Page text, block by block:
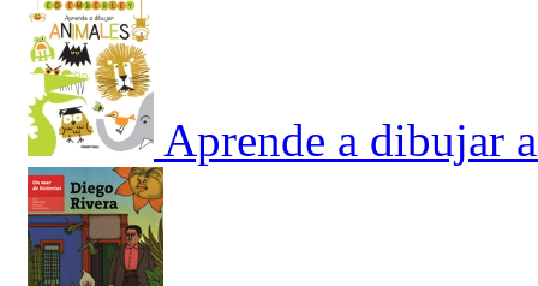
Aprende a dibujar